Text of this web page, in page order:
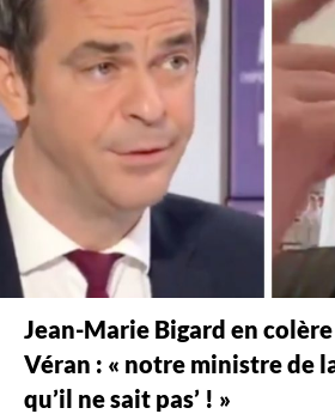
Jean-Marie Bigard en
Véran : « notre ministre de
qu’il ne sait pas’ ! »